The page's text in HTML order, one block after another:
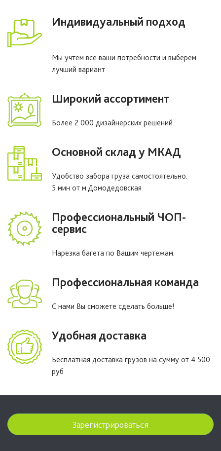
Индивидуальный подход
Мы учтем все ваши потребности и выберем
лучший вариант
Широкий ассортимент
Более 2 000 дизайнерских решений.
Основной склад у МКАД
Удобство забора груза самостоятельно.
5 мин от м.Домодедовская
Профессиональный ЧОП-
сервис
Нарезка багета по Вашим чертежам.
Профессиональная команда
С нами Вы сможете сделать больше!
Удобная доставка
Бесплатная доставка грузов на сумму от 4 500
руб
Зарегистрироваться